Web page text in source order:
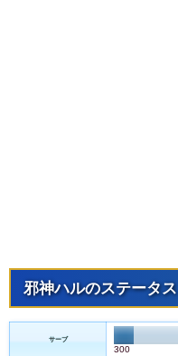
邪神ハルのステータス
サーブ
300